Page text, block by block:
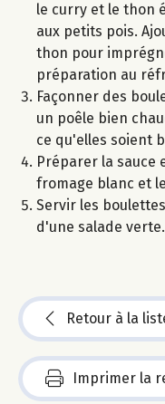
le curry et le thon
aux petits pois.
thon pour
préparation au
Façonner des
un poêle bien
ce qu'elles soient
Préparer la sauce
fromage blanc et
Servir les
d'une salade verte.
Retour à la
Imprimer la